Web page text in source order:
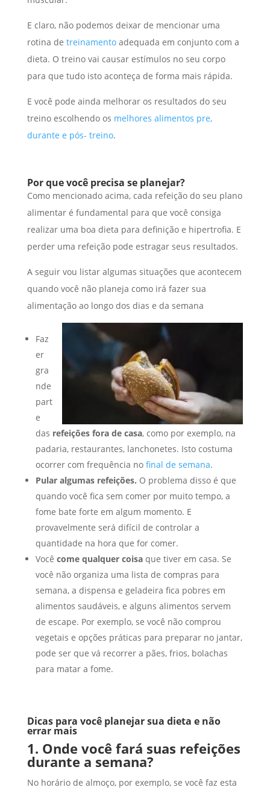
E claro, não podemos deixar de mencionar uma
rotina de treinamentoadequada em conjunto com a
dieta. O treino vai causar estímulos no seu corpo
para que tudo isto aconteça de forma mais rápida.
E você pode ainda melhorar os resultados do seu
treino escolhendo os melhores alimentos pre,
durante e pós- treino.
Por que você precisa se planejar?
Como mencionado acima, cada refeição do seu plano
alimentar é fundamental para que você consiga
realizar uma boa dieta para definição e hipertrofia. E
perder uma refeição pode estragar seus resultados.
A seguir vou listar algumas situações que acontecem
quando você não planeja como irá fazer sua
alimentação ao longo dos dias e da semana
Faz
er
gra
nde
part
e
das refeições fora de casa, como por exemplo, na
padaria, restaurantes, lanchonetes. Isto costuma
ocorrer com frequência no final de semana.
Pular algumas refeições. O problema disso é que
quando você fica sem comer por muito tempo, a
fome bate forte em algum momento. E
provavelmente será difícil de controlar a
quantidade na hora que for comer.
Você come qualquer coisa que tiver em casa. Se
você não organiza uma lista de compras para
semana, a dispensa e geladeira fica pobres em
alimentos saudáveis, e alguns alimentos servem
de escape. Por exemplo, se você não comprou
vegetais e opções práticas para preparar no jantar,
pode ser que vá recorrer a pães, frios, bolachas
para matar a fome.
Dicas para você planejar sua dieta e não
errar mais
1. Onde você fará suas refeições
durante a semana?
No horário de almoço, por exemplo, se você faz esta